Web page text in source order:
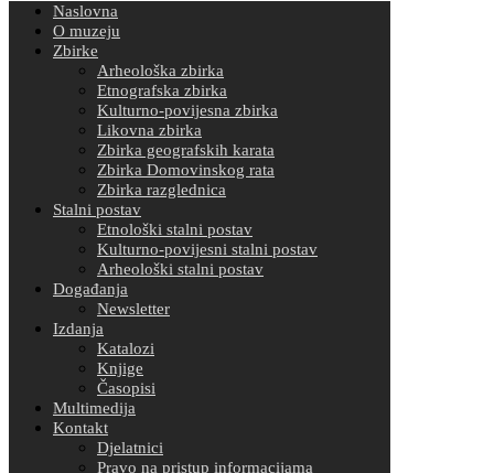
Naslovna
O muzeju
Zbirke
Arheološka zbirka
Etnografska zbirka
Kulturno-povijesna zbirka
Likovna zbirka
Zbirka geografskih karata
Zbirka Domovinskog rata
Zbirka razglednica
Stalni postav
Etnološki stalni postav
Kulturno-povijesni stalni postav
Arheološki stalni postav
Događanja
Newsletter
Izdanja
Katalozi
Knjige
Časopisi
Multimedija
Kontakt
Djelatnici
Pravo na pristup informacijama